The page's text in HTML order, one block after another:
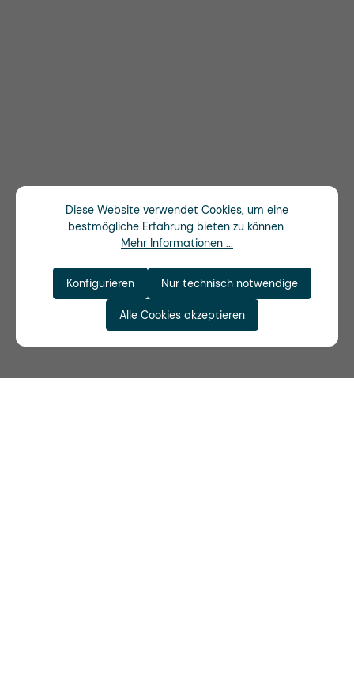
Diese Website verwendet Cookies, um eine
bestmögliche Erfahrung bieten zu können.
Mehr Informationen ...
Nur technisch notwendige
Konfigurieren
Alle Cookies akzeptieren